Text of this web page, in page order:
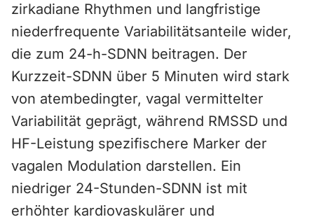
zirkadiane Rhythmen und langfristige
niederfrequente Variabilitätsanteile wider,
die zum 24-h-SDNN beitragen. Der
Kurzzeit-SDNN über 5 Minuten wird stark
von atembedingter, vagal vermittelter
Variabilität geprägt, während RMSSD und
HF-Leistung spezifischere Marker der
vagalen Modulation darstellen. Ein
niedriger 24-Stunden-SDNN ist mit
erhöhter kardiovaskulärer und